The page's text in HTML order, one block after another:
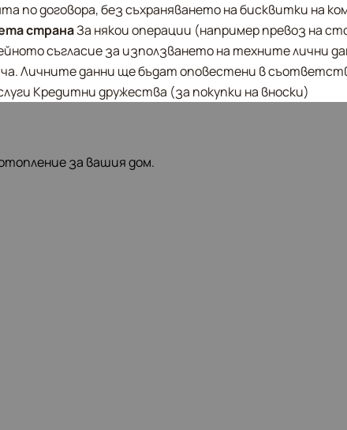
договора, без съхраняването на бисквитки на
страна За някои операции (например превоз на
съгласие за използването на техните лични
Личните данни ще бъдат оповестени в
Кредитни дружества (за покупки на вноски)
за вашия дом.